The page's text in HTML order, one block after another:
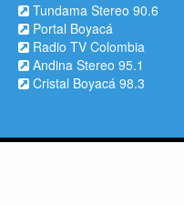
Tundama Stereo 90.6
Portal Boyacá
Radio TV Colombia
Andina Stereo 95.1
Cristal Boyacá 98.3